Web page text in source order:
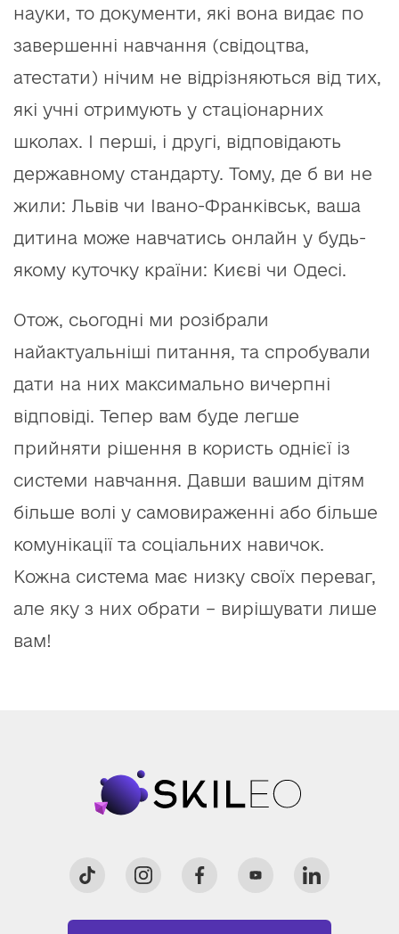
науки, то документи, які вона видає по
завершенні навчання (свідоцтва,
атестати) нічим не відрізняються від тих,
які учні отримують у стаціонарних
школах. І перші, і другі, відповідають
державному стандарту. Тому, де б ви не
жили: Львів чи Івано-Франківськ, ваша
дитина може навчатись онлайн у будь-
якому куточку країни: Києві чи Одесі.
Отож, сьогодні ми розібрали
найактуальніші питання, та спробували
дати на них максимально вичерпні
відповіді. Тепер вам буде легше
прийняти рішення в користь однієї із
системи навчання. Давши вашим дітям
більше волі у самовираженні або більше
комунікації та соціальних навичок.
Кожна система має низку своїх переваг,
але яку з них обрати – вирішувати лише
вам!